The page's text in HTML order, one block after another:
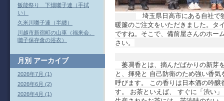
埼玉県日高市にある自社で
暖簾のご注文をいただきました。タ
ですね。そこで、備前屋さんのホー
さい。
萎凋香とは、摘んだばかりの新芽
と、揮発と 自己防衛のため強い香
呼びます。 この香りは日本酒の吟
す。 お茶といえば、 すぐに「渋い
飯能祭り 下畑囃子連（手拭
い）
久米川囃子連（半纏）
川越市新宿町の山車（福来会、
囃子保存會の浴衣）
月別アーカイブ
2026年7月 (1)
2026年6月 (2)
2026年4月 (1)